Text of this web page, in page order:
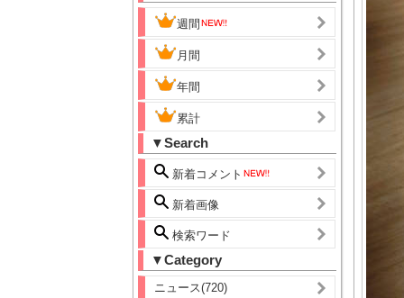
週間
月間
年間
累計
▼Search
新着コメント
新着画像
検索ワード
▼Category
ニュース(720)